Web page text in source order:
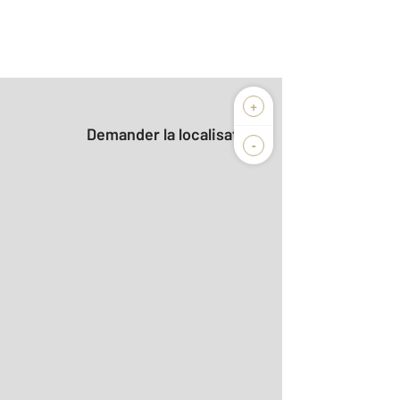
+
-
Demander la localisation